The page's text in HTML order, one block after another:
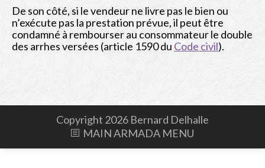
Albums
Bio
De son côté, si le vendeur ne livre pas le bien ou
n’exécute pas la prestation prévue, il peut être
condamné à rembourser au consommateur le double
des arrhes versées (article 1590 du Code civil).
Copyright 2026 Bernard Delhalle
MAIN ARMADA MENU